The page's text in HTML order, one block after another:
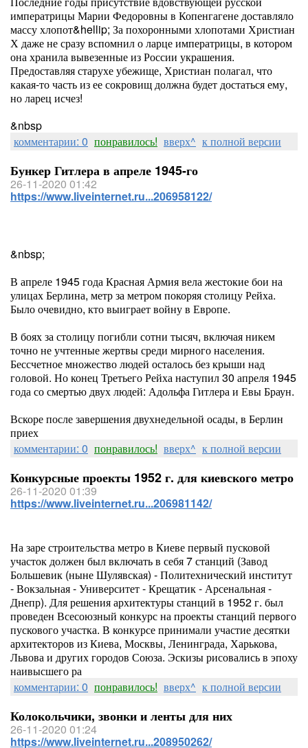
императрицы Марии Федоровны в Копенгагене доставляло
массу хлопот&hellip; За похоронными хлопотами Христиан
Х даже не сразу вспомнил о ларце императрицы, в котором
она хранила вывезенные из России украшения.
Предоставляя старухе убежище, Христиан полагал, что
какая-то часть из ее сокровищ должна будет достаться ему,
но ларец исчез!
&nbsp
комментарии: 0 понравилось! вверх^ к полной версии
Бункер Гитлера в апреле 1945-го
26-11-2020 01:42
https://www.liveinternet.ru...206958122/
&nbsp;
В апреле 1945 года Красная Армия вела жестокие бои на
улицах Берлина, метр за метром покоряя столицу Рейха.
Было очевидно, кто выиграет войну в Европе.
В боях за столицу погибли сотни тысяч, включая никем
точно не учтенные жертвы среди мирного населения.
Бессчетное множество людей осталось без крыши над
головой. Но конец Третьего Рейха наступил 30 апреля 1945
года со смертью двух людей: Адольфа Гитлера и Евы Браун.
Вскоре после завершения двухнедельной осады, в Берлин
приех
комментарии: 0 понравилось! вверх^ к полной версии
Конкурсные проекты 1952 г. для киевского метро
26-11-2020 01:39
https://www.liveinternet.ru...206981142/
На заре строительства метро в Киеве первый пусковой
участок должен был включать в себя 7 станций (Завод
Большевик (ныне Шулявская) - Политехнический институт
- Вокзальная - Университет - Крещатик - Арсенальная -
Днепр). Для решения архитектуры станций в 1952 г. был
проведен Всесоюзный конкурс на проекты станций первого
пускового участка. В конкурсе принимали участие десятки
архитекторов из Киева, Москвы, Ленинграда, Харькова,
Львова и других городов Союза. Эскизы рисовались в эпоху
наивысшего ра
комментарии: 0 понравилось! вверх^ к полной версии
Колокольчики, звонки и ленты для них
26-11-2020 01:24
https://www.liveinternet.ru...208950262/